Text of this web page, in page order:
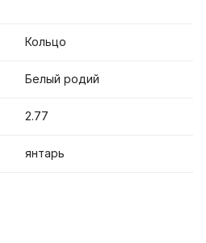
Кольцо
Белый родий
2.77
янтарь